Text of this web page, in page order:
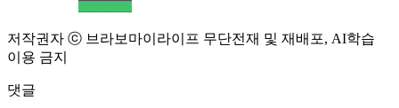
저작권자 ⓒ 브라보마이라이프 무단전재 및 재배포, AI학습
이용 금지
댓글